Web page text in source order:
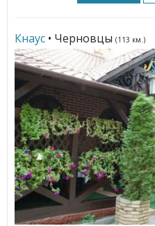
Кнаус • Черновцы (113 км.)